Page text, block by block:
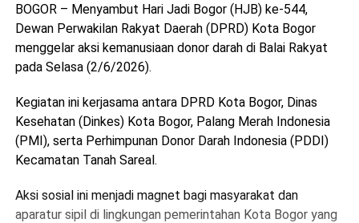
BOGOR – Menyambut Hari Jadi Bogor (HJB) ke-544,
Dewan Perwakilan Rakyat Daerah (DPRD) Kota Bogor
menggelar aksi kemanusiaan donor darah di Balai Rakyat
pada Selasa (2/6/2026).
Kegiatan ini kerjasama antara DPRD Kota Bogor, Dinas
Kesehatan (Dinkes) Kota Bogor, Palang Merah Indonesia
(PMI), serta Perhimpunan Donor Darah Indonesia (PDDI)
Kecamatan Tanah Sareal.
​Aksi sosial ini menjadi magnet bagi masyarakat dan
aparatur sipil di lingkungan pemerintahan Kota Bogor yang